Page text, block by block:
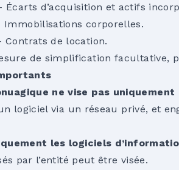
Écarts d’acquisition et actifs
Immobilisations corporelles.
Contrats de location.
de simplification facultative,
ne vise pas
logiciel via un réseau privé, et
les logiciels
par l’entité peut être visée.